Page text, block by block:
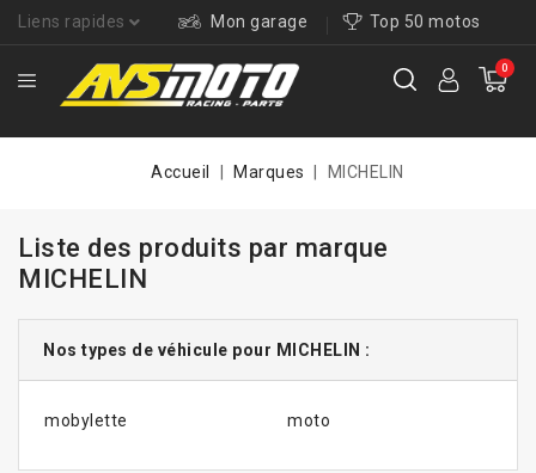
Liens rapides Mon garage Top 50 motos
0
Accueil Marques MICHELIN
Liste des produits par marque
MICHELIN
Nos types de véhicule pour MICHELIN :
mobylette moto